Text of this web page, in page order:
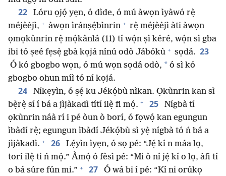
22
Lóru ọjọ́ yẹn, ó dìde, ó mú àwọn ìyàwó rẹ̀
méjèèjì, + àwọn ìránṣẹ́bìnrin + rẹ̀ méjèèjì àti àwọn
ọmọkùnrin rẹ̀ mọ́kànlá (11) tí wọ́n ṣì kéré, wọ́n sì gba
ibi tó ṣeé fẹsẹ̀ gbà kọjá nínú odò Jábókù + sọdá. 23
Ó kó gbogbo wọn, ó mú wọn sọdá odò, * ó sì kó
gbogbo ohun míì tó ní kọjá.
24
Níkẹyìn, ó ṣẹ́ ku Jékọ́bù nìkan. Ọkùnrin kan sì
bẹ̀rẹ̀ sí í bá a jìjàkadì títí ilẹ̀ fi mọ́. + 25
Nígbà tí
ọkùnrin náà rí i pé òun ò borí, ó fọwọ́ kan egungun
ìbàdí rẹ̀; egungun ìbàdí Jékọ́bù sì yẹ̀ nígbà tó ń bá a
jìjàkadì. + 26
Lẹ́yìn ìyẹn, ó sọ pé: “Jẹ́ kí n máa lọ,
torí ilẹ̀ ti ń mọ́.” Àmọ́ ó fèsì pé: “Mi ò ní jẹ́ kí o lọ, àfi tí
o bá súre fún mi.” + 27
Ó wá bi í pé: “Kí ni orúkọ